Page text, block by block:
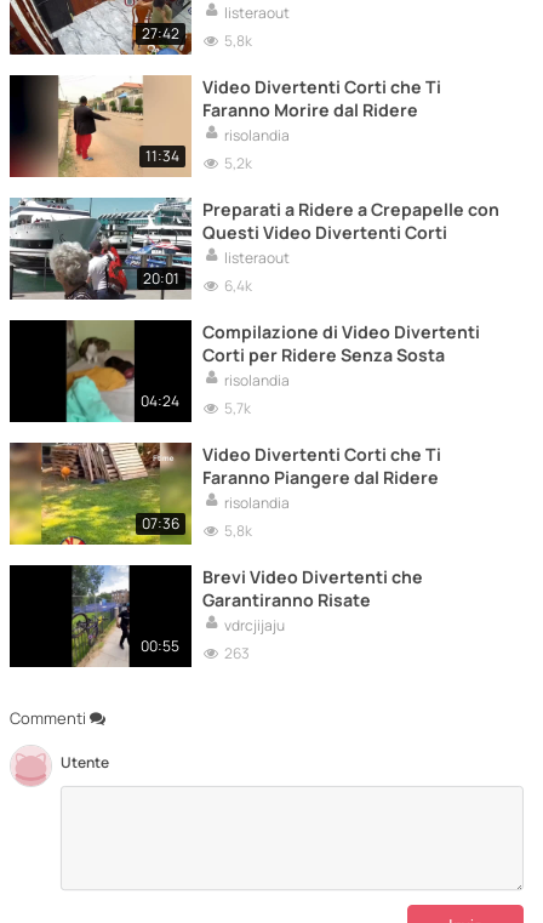
Commenti
Utente
27:42
listeraout
5,8k
11:34
Video Divertenti Corti che Ti
Faranno Morire dal Ridere
risolandia
5,2k
20:01
Preparati a Ridere a Crepapelle con
Questi Video Divertenti Corti
listeraout
6,4k
04:24
Compilazione di Video Divertenti
Corti per Ridere Senza Sosta
risolandia
5,7k
07:36
Video Divertenti Corti che Ti
Faranno Piangere dal Ridere
risolandia
5,8k
00:55
Brevi Video Divertenti che
Garantiranno Risate
vdrcjijaju
263